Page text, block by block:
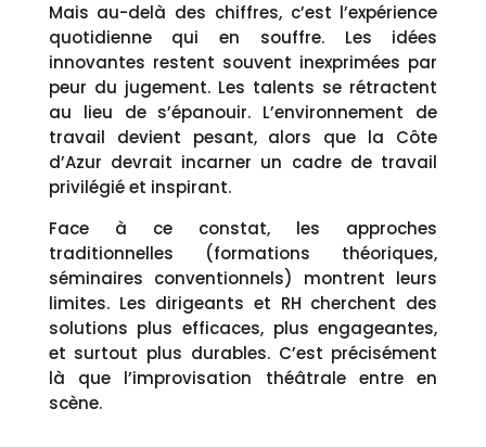
Mais au-delà des chiffres, c’est l’expérience
quotidienne qui en souffre. Les idées
innovantes restent souvent inexprimées par
peur du jugement. Les talents se rétractent
au lieu de s’épanouir. L’environnement de
travail devient pesant, alors que la Côte
d’Azur devrait incarner un cadre de travail
privilégié et inspirant.
Face à ce constat, les approches
traditionnelles (formations théoriques,
séminaires conventionnels) montrent leurs
limites. Les dirigeants et RH cherchent des
solutions plus efficaces, plus engageantes,
et surtout plus durables. C’est précisément
là que l’improvisation théâtrale entre en
scène.